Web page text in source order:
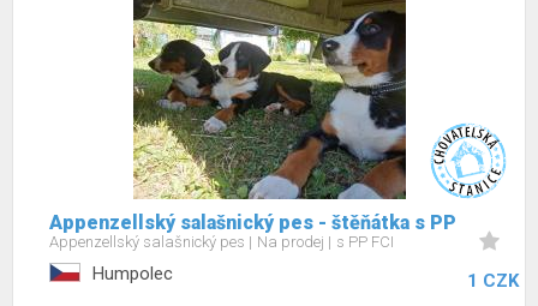
Appenzellský salašnický pes - štěňátka s PP
Appenzellský salašnický pes Na prodej s PP FCI
Humpolec 1 CZK